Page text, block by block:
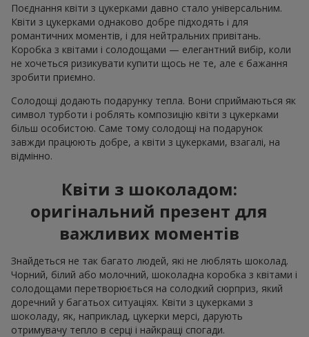
Поєднання квіти з цукерками давно стало універсальним.
Квіти з цукерками однаково добре підходять і для
романтичних моментів, і для нейтральних привітань.
Коробка з квітами і солодощами — елегантний вибір, коли
не хочеться ризикувати купити щось не те, але є бажання
зробити приємно.
Солодощі додають подарунку тепла. Вони сприймаються як
символ турботи і роблять композицію квіти з цукерками
більш особистою. Саме тому солодощі на подарунок
завжди працюють добре, а квіти з цукерками, взагалі, на
відмінно.
Квіти з шоколадом:
оригінальний презент для
важливих моментів
Знайдеться не так багато людей, які не люблять шоколад.
Чорний, білий або молочний, шоколадна коробка з квітами і
солодощами перетворюється на солодкий сюрприз, який
доречний у багатьох ситуаціях. Квіти з цукерками з
шоколаду, як, наприклад, цукерки мерсі, дарують
отримувачу тепло в серці і найкращі спогади.